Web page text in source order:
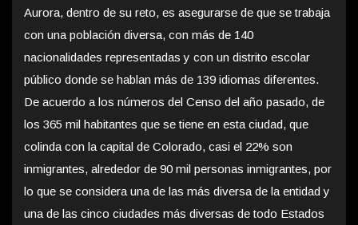
Aurora, dentro de su reto, es asegurarse de que se trabaja
con una población diversa, con más de 140
nacionalidades representadas y con un distrito escolar
público donde se hablan más de 139 idiomas diferentes.
De acuerdo a los números del Censo del año pasado, de
los 365 mil habitantes que se tiene en esta ciudad, que
colinda con la capital de Colorado, casi el 22% son
inmigrantes, alrededor de 90 mil personas inmigrantes, por
lo que se considera una de las más diversa de la entidad y
una de las cinco ciudades más diversas de todo Estados